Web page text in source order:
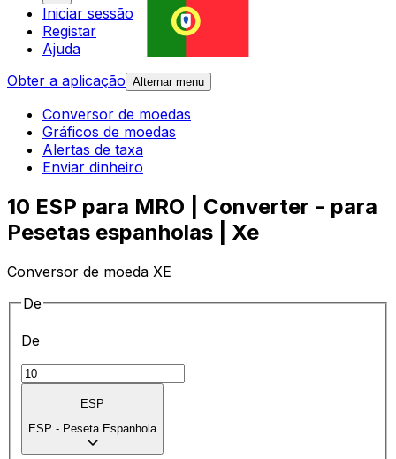
Iniciar sessão
Registar
Ajuda
Obter a aplicação Alternar menu
Conversor de moedas
Gráficos de moedas
Alertas de taxa
Enviar dinheiro
10 ESP para MRO | Converter - para
Pesetas espanholas | Xe
Conversor de moeda XE
De
De
ESP
ESP - Peseta Espanhola